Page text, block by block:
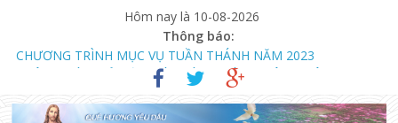
Hôm nay là 10-08-2026
Thông báo:
CHƯƠNG TRÌNH MỤC VỤ TUẦN THÁNH NĂM 2023
THÔNG BÁO MỞ LỚP GIÁO LÝ DỰ TÒNG HÔN NHÂN
NGÀY 13.08.2023 KHAI GIẢNG KHÓA GIÁO LÝ DỰ TÒNG VÀ
HÔN NHÂN (LÚC 18 GIỜ)